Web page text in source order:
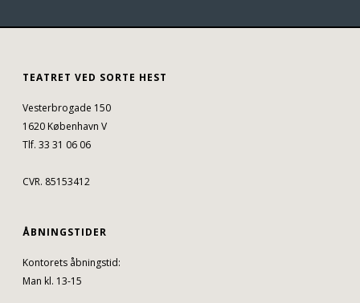
TEATRET VED SORTE HEST
Vesterbrogade 150
1620 København V
Tlf. 33 31 06 06
CVR. 85153412
ÅBNINGSTIDER
Kontorets åbningstid:
Man kl. 13-15